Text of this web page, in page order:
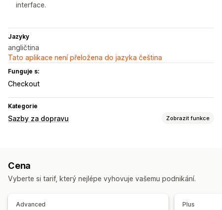
interface.
Jazyky
angličtina
Tato aplikace není přeložena do jazyka čeština
Funguje s:
Checkout
Kategorie
Sazby za dopravu Zobrazit funkce
Na základě hmotnosti
Cena
Vyberte si tarif, který nejlépe vyhovuje vašemu podnikání.
Advanced Plus